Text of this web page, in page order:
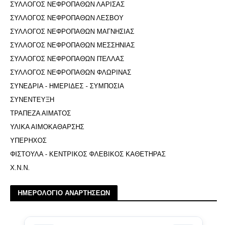
ΣΥΛΛΟΓΟΣ ΝΕΦΡΟΠΑΘΩΝ ΛΑΡΙΣΑΣ
ΣΥΛΛΟΓΟΣ ΝΕΦΡΟΠΑΘΩΝ ΛΕΣΒΟΥ
ΣΥΛΛΟΓΟΣ ΝΕΦΡΟΠΑΘΩΝ ΜΑΓΝΗΣΙΑΣ
ΣΥΛΛΟΓΟΣ ΝΕΦΡΟΠΑΘΩΝ ΜΕΣΣΗΝΙΑΣ
ΣΥΛΛΟΓΟΣ ΝΕΦΡΟΠΑΘΩΝ ΠΈΛΛΑΣ
ΣΥΛΛΟΓΟΣ ΝΕΦΡΟΠΑΘΩΝ ΦΛΩΡΙΝΑΣ
ΣΥΝΕΔΡΙΑ - ΗΜΕΡΙΔΕΣ - ΣΥΜΠΟΣΙΑ
ΣΥΝΕΝΤΕΥΞΗ
ΤΡΑΠΕΖΑ ΑΙΜΑΤΟΣ
ΥΛΙΚΑ ΑΙΜΟΚΑΘΑΡΣΗΣ
ΥΠΕΡΗΧΟΣ
ΦΙΣΤΟΥΛΑ - ΚΕΝΤΡΙΚΟΣ ΦΛΕΒΙΚΟΣ ΚΑΘΕΤΗΡΑΣ
Χ.Ν.Ν.
ΗΜΕΡΟΛΟΓΙΟ ΑΝΑΡΤΗΣΕΩΝ